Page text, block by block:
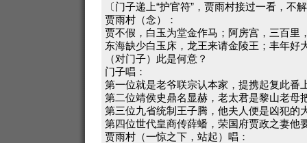
〔门子递上“护官符”，贾雨村接过一看，不
贾雨村（念）：
贾不假，白玉为堂金作马；阿房宫，三百里
东海缺少白玉床，龙王来请金陵王；丰年好
（对门子）此是何意？
门子唱：
第一位就是老爷联宗认本家，提携起复此番
第二位靖侯史鼎名显赫，老太君是黎山老母
第三位九省统制王子腾，他夫人便是凶犯的
第四位世代皇商传薛蟠，荣国府贾政之妻他
贾雨村（一惊之下，站起）唱：